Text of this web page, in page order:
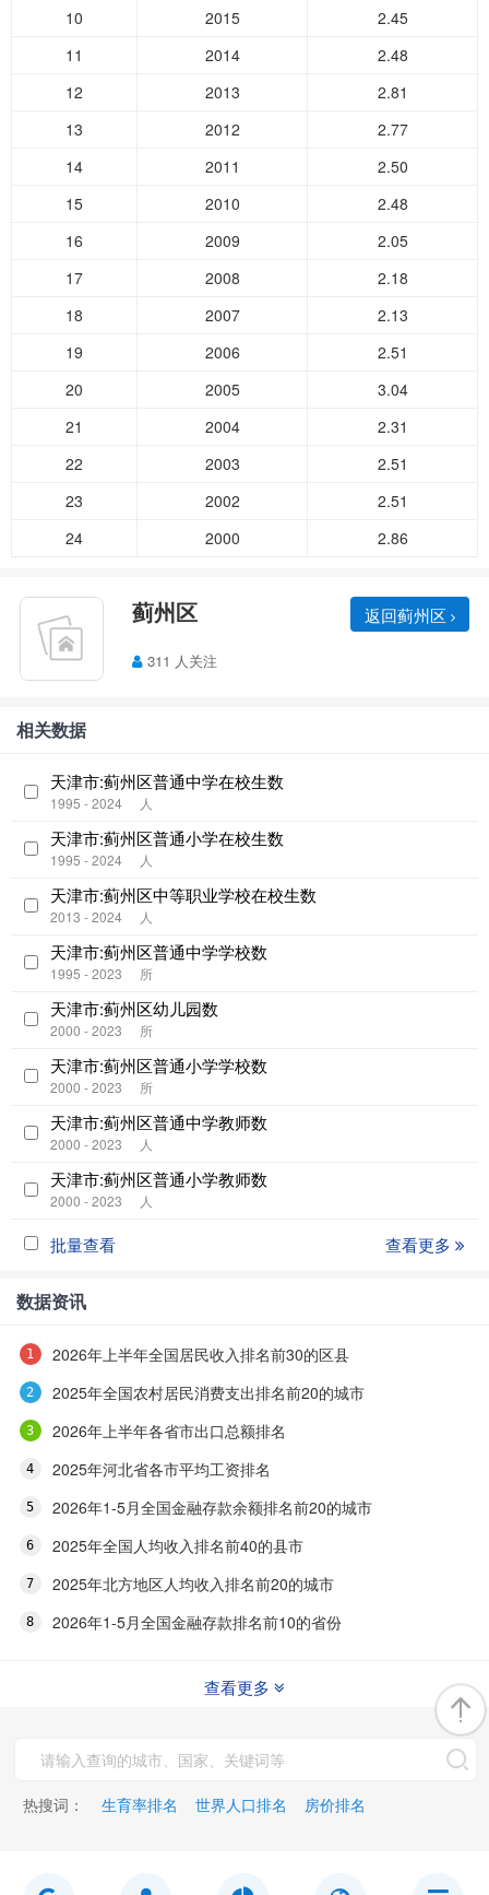
10
2015
2.45
11
2014
2.48
12
2013
2.81
13
2012
2.77
14
2011
2.50
15
2010
2.48
16
2009
2.05
17
2008
2.18
18
2007
2.13
19
2006
2.51
20
2005
3.04
21
2004
2.31
22
2003
2.51
23
2002
2.51
24
2000 2.86
蓟州区 返回蓟州区
311 人关注
相关数据
天津市:蓟州区普通中学在校生数
1995 - 2024 人
天津市:蓟州区普通小学在校生数
1995 - 2024 人
天津市:蓟州区中等职业学校在校生数
2013 - 2024 人
天津市:蓟州区普通中学学校数
1995 - 2023 所
天津市:蓟州区幼儿园数
2000 - 2023 所
天津市:蓟州区普通小学学校数
2000 - 2023 所
天津市:蓟州区普通中学教师数
2000 - 2023 人
天津市:蓟州区普通小学教师数
2000 - 2023 人
批量查看 查看更多
数据资讯
2026年上半年全国居民收入排名前30的区县
2025年全国农村居民消费支出排名前20的城市
2026年上半年各省市出口总额排名
2025年河北省各市平均工资排名
2026年1-5月全国金融存款余额排名前20的城市
2025年全国人均收入排名前40的县市
2025年北方地区人均收入排名前20的城市
2026年1-5月全国金融存款排名前10的省份
查看更多
热搜词： 生育率排名 世界人口排名 房价排名